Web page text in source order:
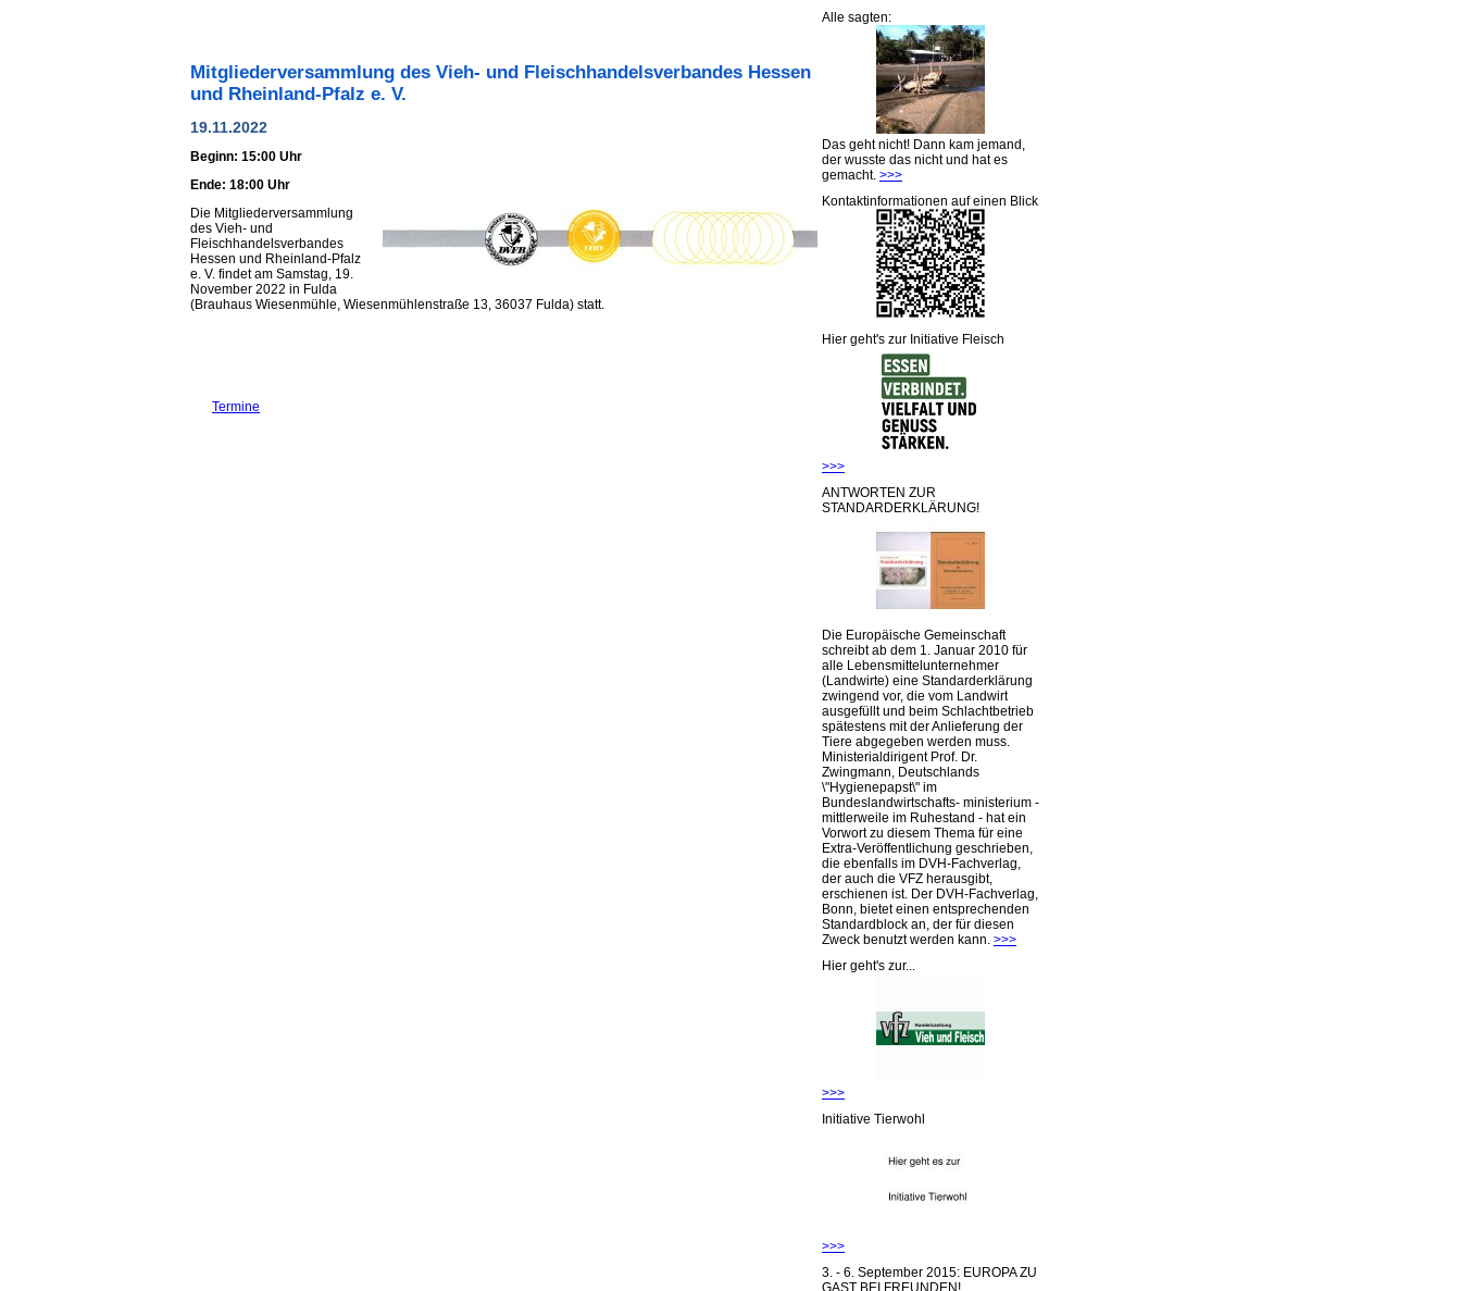
Mitgliederversammlung des Vieh- und Fleischhandelsverbandes Hessen
und Rheinland-Pfalz e. V.
19.11.2022
Beginn: 15:00 Uhr
Ende: 18:00 Uhr
Die Mitgliederversammlung
des Vieh- und
Fleischhandelsverbandes
Hessen und Rheinland-Pfalz
e. V. findet am Samstag, 19.
November 2022 in Fulda
(Brauhaus Wiesenmühle, Wiesenmühlenstraße 13, 36037 Fulda) statt.
Termine
Alle sagten:
Das geht nicht! Dann kam jemand,
der wusste das nicht und hat es
gemacht. >>>
Kontaktinformationen auf einen Blick
Hier geht's zur Initiative Fleisch
>>>
ANTWORTEN ZUR
STANDARDERKLÄRUNG!
Die Europäische Gemeinschaft
schreibt ab dem 1. Januar 2010 für
alle Lebensmittelunternehmer
(Landwirte) eine Standarderklärung
zwingend vor, die vom Landwirt
ausgefüllt und beim Schlachtbetrieb
spätestens mit der Anlieferung der
Tiere abgegeben werden muss.
Ministerialdirigent Prof. Dr.
Zwingmann, Deutschlands
\"Hygienepapst\" im
Bundeslandwirtschafts- ministerium -
mittlerweile im Ruhestand - hat ein
Vorwort zu diesem Thema für eine
Extra-Veröffentlichung geschrieben,
die ebenfalls im DVH-Fachverlag,
der auch die VFZ herausgibt,
erschienen ist. Der DVH-Fachverlag,
Bonn, bietet einen entsprechenden
Standardblock an, der für diesen
Zweck benutzt werden kann. >>>
Hier geht's zur...
>>>
Initiative Tierwohl
>>>
3. - 6. September 2015: EUROPA ZU
GAST BEI FREUNDEN!